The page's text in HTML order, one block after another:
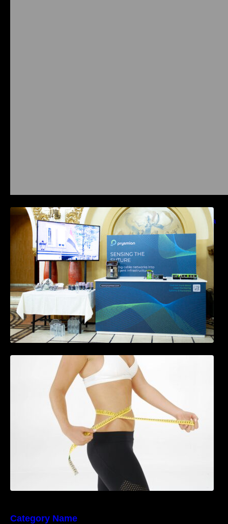
Prysmian aduce la COMM26 tehnologii de
sensing si Digital Energy pentru monitorizarea
in timp real a infrastrucrutilor critice
Tratamentul Wegovy® generează o scădere
în greutate de până la 22,6% la femei în
perioada menopauzei și reduce la jumătate
riscul de migrene
Category Name